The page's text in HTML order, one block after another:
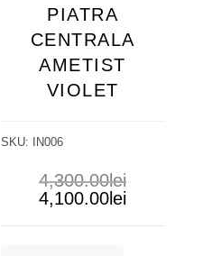
PIATRA
CENTRALA
AMETIST
VIOLET
SKU: IN006
4,300.00lei
4,100.00lei